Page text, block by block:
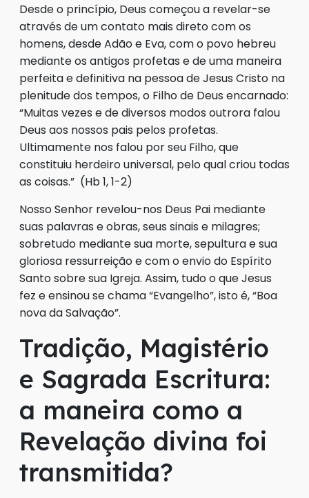
Desde o princípio, Deus começou a revelar-se
através de um contato mais direto com os
homens, desde Adão e Eva, com o povo hebreu
mediante os antigos profetas e de uma maneira
perfeita e definitiva na pessoa de Jesus Cristo na
plenitude dos tempos, o Filho de Deus encarnado:
“Muitas vezes e de diversos modos outrora falou
Deus aos nossos pais pelos profetas.
Ultimamente nos falou por seu Filho, que
constituiu herdeiro universal, pelo qual criou todas
as coisas.” (Hb 1, 1-2)
Nosso Senhor revelou-nos Deus Pai mediante
suas palavras e obras, seus sinais e milagres;
sobretudo mediante sua morte, sepultura e sua
gloriosa ressurreição e com o envio do Espírito
Santo sobre sua Igreja. Assim, tudo o que Jesus
fez e ensinou se chama “Evangelho”, isto é, “Boa
nova da Salvação”.
Tradição, Magistério
e Sagrada Escritura:
a maneira como a
Revelação divina foi
transmitida?